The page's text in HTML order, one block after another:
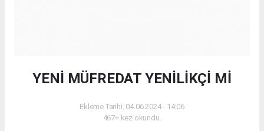
YENİ MÜFREDAT YENİLİKÇİ Mİ
Ekleme Tarihi: 04.06.2024 - 14:06
467+ kez okundu.